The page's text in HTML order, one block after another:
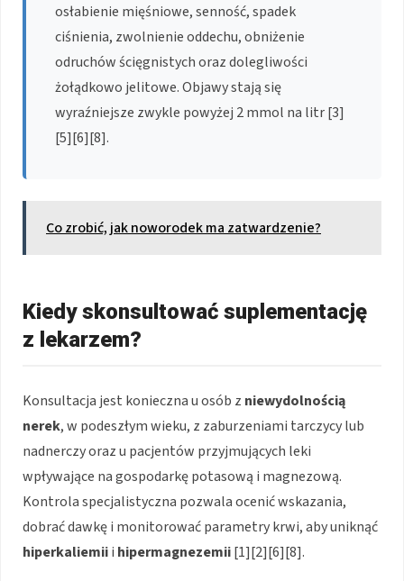
osłabienie mięśniowe, senność, spadek
ciśnienia, zwolnienie oddechu, obniżenie
odruchów ścięgnistych oraz dolegliwości
żołądkowo jelitowe. Objawy stają się
wyraźniejsze zwykle powyżej 2 mmol na litr [3]
[5][6][8].
Co zrobić, jak noworodek ma zatwardzenie?
Kiedy skonsultować suplementację
z lekarzem?
Konsultacja jest konieczna u osób z niewydolnością
nerek, w podeszłym wieku, z zaburzeniami tarczycy lub
nadnerczy oraz u pacjentów przyjmujących leki
wpływające na gospodarkę potasową i magnezową.
Kontrola specjalistyczna pozwala ocenić wskazania,
dobrać dawkę i monitorować parametry krwi, aby uniknąć
hiperkaliemiii hipermagnezemii[1][2][6][8].